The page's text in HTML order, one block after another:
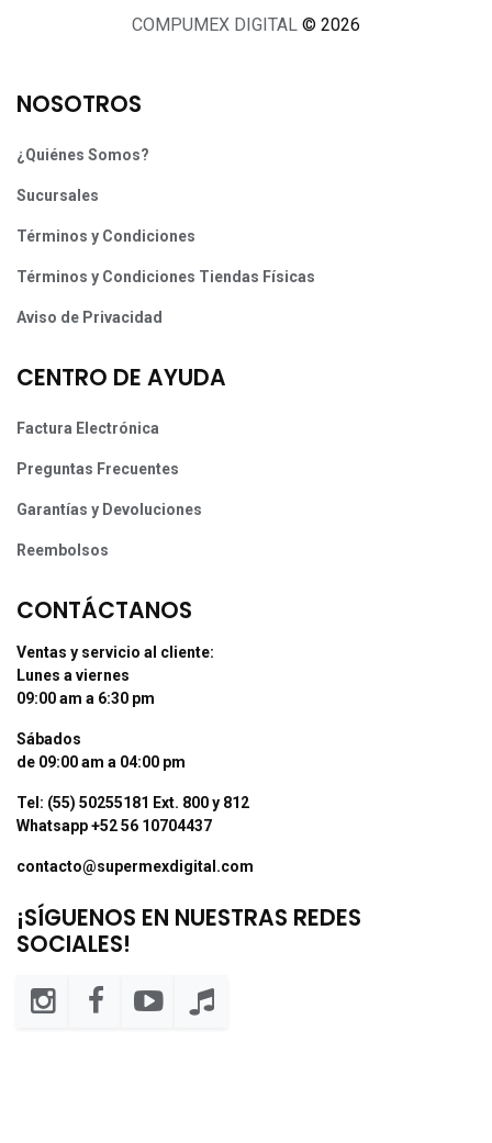
COMPUMEX DIGITAL © 2026
NOSOTROS
¿Quiénes Somos?
Sucursales
Términos y Condiciones
Términos y Condiciones Tiendas Físicas
Aviso de Privacidad
CENTRO DE AYUDA
Factura Electrónica
Preguntas Frecuentes
Garantías y Devoluciones
Reembolsos
CONTÁCTANOS
Ventas y servicio al cliente:
Lunes a viernes
09:00 am a 6:30 pm
Sábados
de 09:00 am a 04:00 pm
Tel: (55) 50255181 Ext. 800 y 812
Whatsapp +52 56 10704437
contacto@supermexdigital.com
¡SÍGUENOS EN NUESTRAS REDES
SOCIALES!